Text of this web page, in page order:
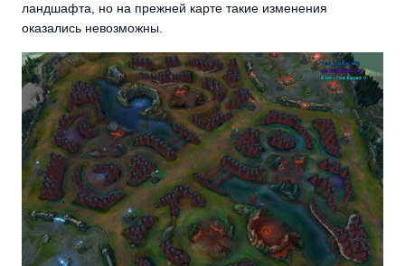
ландшафта, но на прежней карте такие изменения
оказались невозможны.